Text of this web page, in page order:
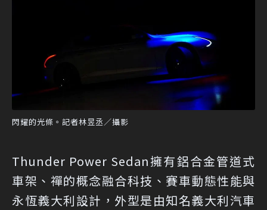
閃耀的光條。記者林昱丞／攝影
Thunder Power Sedan擁有鋁合金管道式
車架、禪的概念融合科技、賽車動態性能與
永恆義大利設計，外型是由知名義大利汽車